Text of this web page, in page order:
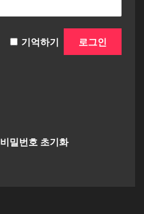
기억하기
비밀번호 초기화